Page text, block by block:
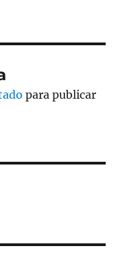
para publicar